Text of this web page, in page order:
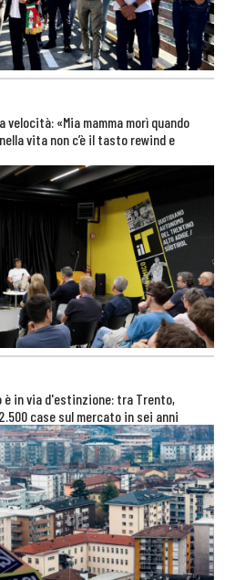
«Mia mamma morì quando
vita non c’è il tasto rewind e
in via d'estinzione: tra Trento,
case sul mercato in sei anni